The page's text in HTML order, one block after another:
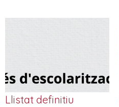
Llistat definitiu